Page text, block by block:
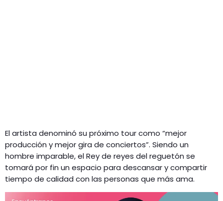
El artista denominó su próximo tour como “mejor
producción y mejor gira de conciertos”. Siendo un
hombre imparable, el Rey de reyes del reguetón se
tomará por fin un espacio para descansar y compartir
tiempo de calidad con las personas que más ama.